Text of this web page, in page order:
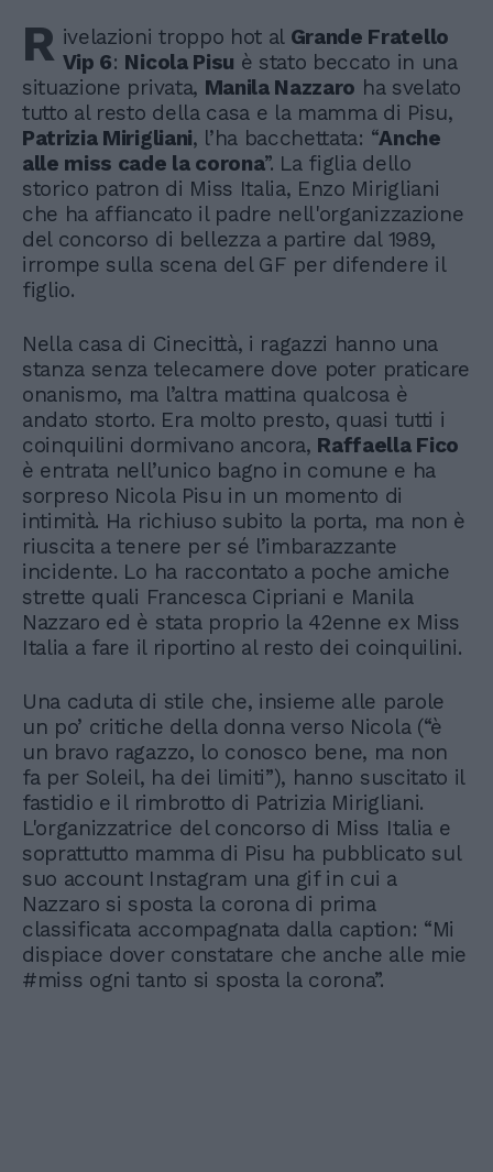
R ivelazioni troppo hot al Grande Fratello
Vip 6: Nicola Pisu è stato beccato in una
situazione privata, Manila Nazzaro ha svelato
tutto al resto della casa e la mamma di Pisu,
Patrizia Mirigliani, l’ha bacchettata: “Anche
alle miss cade la corona”. La figlia dello
storico patron di Miss Italia, Enzo Mirigliani
che ha affiancato il padre nell'organizzazione
del concorso di bellezza a partire dal 1989,
irrompe sulla scena del GF per difendere il
figlio.
Nella casa di Cinecittà, i ragazzi hanno una
stanza senza telecamere dove poter praticare
onanismo, ma l’altra mattina qualcosa è
andato storto. Era molto presto, quasi tutti i
coinquilini dormivano ancora, Raffaella Fico
è entrata nell’unico bagno in comune e ha
sorpreso Nicola Pisu in un momento di
intimità. Ha richiuso subito la porta, ma non è
riuscita a tenere per sé l’imbarazzante
incidente. Lo ha raccontato a poche amiche
strette quali Francesca Cipriani e Manila
Nazzaro ed è stata proprio la 42enne ex Miss
Italia a fare il riportino al resto dei coinquilini.
Una caduta di stile che, insieme alle parole
un po’ critiche della donna verso Nicola (“è
un bravo ragazzo, lo conosco bene, ma non
fa per Soleil, ha dei limiti”), hanno suscitato il
fastidio e il rimbrotto di Patrizia Mirigliani.
L'organizzatrice del concorso di Miss Italia e
soprattutto mamma di Pisu ha pubblicato sul
suo account Instagram una gif in cui a
Nazzaro si sposta la corona di prima
classificata accompagnata dalla caption: “Mi
dispiace dover constatare che anche alle mie
#miss ogni tanto si sposta la corona”.